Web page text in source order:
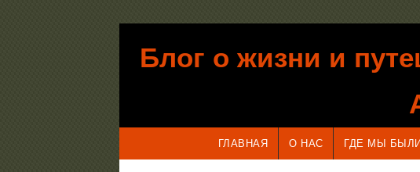
Блог о жизни и
ГЛАВНАЯ О НАС ГДЕ МЫ БЫЛИ